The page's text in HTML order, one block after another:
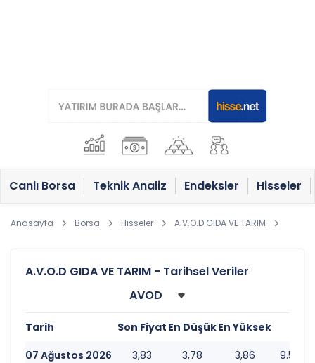
Canlı Borsa Teknik Analiz Endeksler Hisseler
Anasayfa Borsa Hisseler A.V.O.D GIDA VE TARIM
A.V.O.D GIDA VE TARIM - Tarihsel Veriler
Tarih Son Fiyat En DüşükEn Yüksek
07 Ağustos 2026
3,83 3,78 3,86